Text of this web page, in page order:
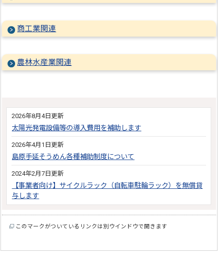
商工業関連
農林水産業関連
2026年8月4日更新
太陽光発電設備等の導入費用を補助します
2026年4月1日更新
島原手延そうめん各種補助制度について
2024年2月7日更新
【事業者向け】サイクルラック（自転車駐輪ラック）を無償貸
与します
このマークがついているリンクは別ウインドウで開きます